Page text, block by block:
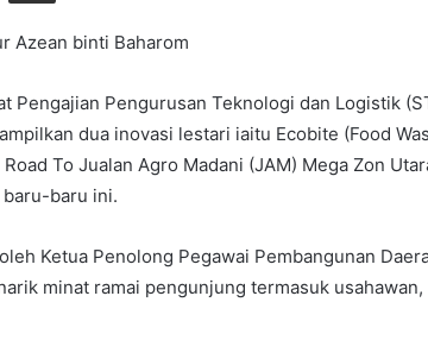
Azean binti Baharom
Pengajian Pengurusan Teknologi dan Logistik
dua inovasi lestari iaitu Ecobite (Food
To Jualan Agro Madani (JAM) Mega Zon
baru-baru ini.
Ketua Penolong Pegawai Pembangunan
minat ramai pengunjung termasuk